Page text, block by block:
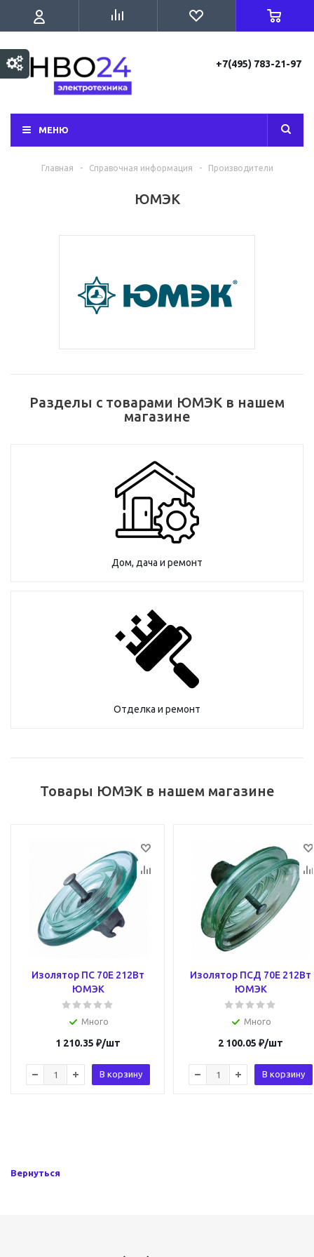
+7(495) 783-21-97
МЕНЮ
Главная - Справочная информация - Производители
ЮМЭК
Разделы с товарами ЮМЭК в нашем
магазине
Дом, дача и ремонт
Отделка и ремонт
Товары ЮМЭК в нашем магазине
Изолятор ПС 70Е 212Вт
ЮМЭК
Много
1 210.35 ₽/шт
В корзину
Изолятор ПСД 70Е 212Вт
ЮМЭК
Много
2 100.05 ₽/шт
В корзину
Вернуться